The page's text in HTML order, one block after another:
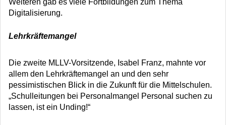
Weiteren gab es viele Fortbildungen zum Thema
Digitalisierung.
Lehrkräftemangel
Die zweite MLLV-Vorsitzende, Isabel Franz, mahnte vor
allem den Lehrkräftemangel an und den sehr
pessimistischen Blick in die Zukunft für die Mittelschulen.
„Schulleitungen bei Personalmangel Personal suchen zu
lassen, ist ein Unding!“